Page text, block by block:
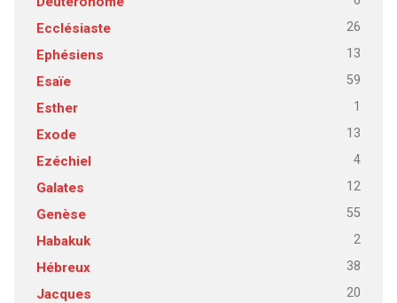
Ecclésiaste 26
Ephésiens 13
Esaïe 59
Esther 1
Exode 13
Ezéchiel 4
Galates 12
Genèse 55
Habakuk 2
Hébreux 38
Jacques 20